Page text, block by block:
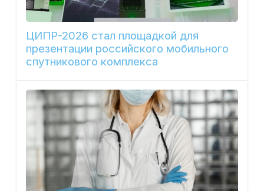
ЦИПР-2026 стал площадкой для
презентации российского мобильного
спутникового комплекса